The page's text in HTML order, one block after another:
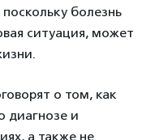
болезнь
ситуация, может
о том, как
диагнозе и
а также не